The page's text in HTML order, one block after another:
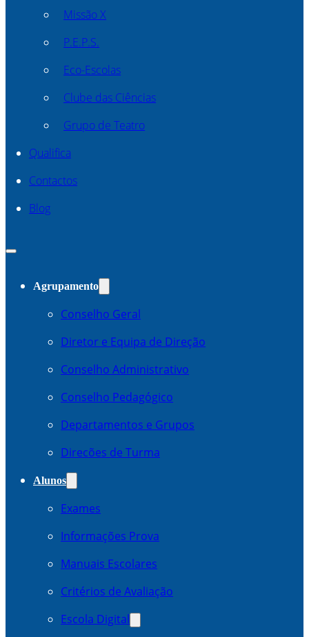
Missão X
P.E.P.S.
Eco-Escolas
Clube das Ciências
Grupo de Teatro
Qualifica
Contactos
Blog
Agrupamento
Conselho Geral
Diretor e Equipa de Direção
Conselho Administrativo
Conselho Pedagógico
Departamentos e Grupos
Direcões de Turma
Alunos
Exames
Informações Prova
Manuais Escolares
Critérios de Avaliação
Escola Digital